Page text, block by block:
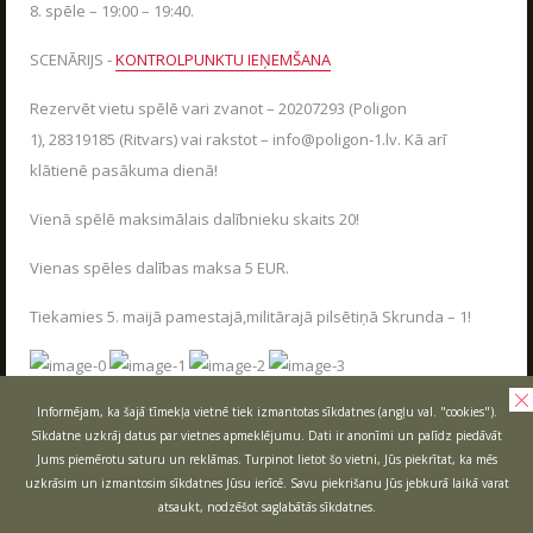
8. spēle – 19:00 – 19:40.
SCENĀRIJS -KONTROLPUNKTU IEŅEMŠANA
Rezervēt vietu spēlē vari zvanot – 20207293 (Poligon
1), 28319185 (Ritvars) vai rakstot – info@poligon-1.lv. Kā arī
klātienē pasākuma dienā!
Vienā spēlē maksimālais dalībnieku skaits 20!
Vienas spēles dalības maksa 5 EUR.
Tiekamies 5. maijā pamestajā,militārajā pilsētiņā Skrunda – 1!
AIZVĒRT
LV RU EN
RĪKOJAM PASĀKUMUS ARĪ ZIEMĀ!
04.12.2025
Poligon 1 aktīvās atpūtas parks strādā visu
sezonu.
Informējam, ka šajā tīmekļa vietnē tiek izmantotas sīkdatnes (angļu val. "cookies").
Sīkdatne uzkrāj datus par vietnes apmeklējumu. Dati ir anonīmi un palīdz piedāvāt
Jums piemērotu saturu un reklāmas. Turpinot lietot šo vietni, Jūs piekrītat, ka mēs
uzkrāsim un izmantosim sīkdatnes Jūsu ierīcē. Savu piekrišanu Jūs jebkurā laikā varat
atsaukt, nodzēšot saglabātās sīkdatnes.